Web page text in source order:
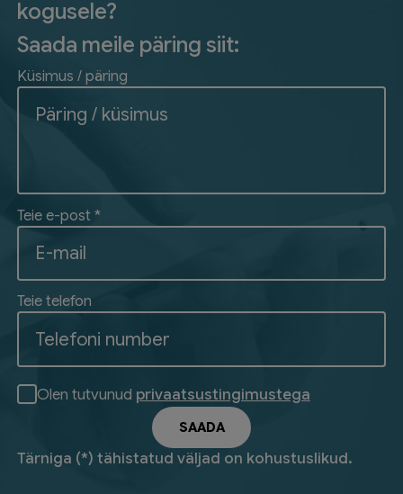
kogusele?
Saada meile päring siit:
Küsimus / päring
Teie e-post *
Teie telefon
Olen tutvunud privaatsustingimustega
Tärniga (*) tähistatud väljad on kohustuslikud.